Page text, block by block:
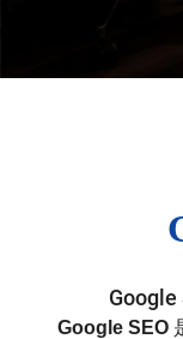
Google
Google SEO